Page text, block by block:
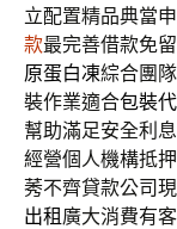
立配置精品典當
款最完善借款免
原蛋白凍綜合團
裝作業適合包裝
幫助滿足安全利
經營個人機構抵
莠不齊貸款公司
出租 廣大消費有